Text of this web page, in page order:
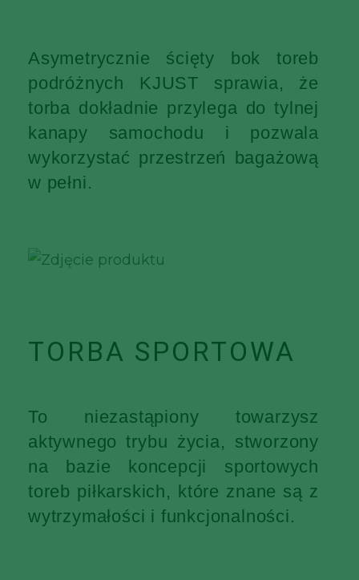
Asymetrycznie ścięty bok toreb
podróżnych KJUST sprawia, że
torba dokładnie przylega do tylnej
kanapy samochodu i pozwala
wykorzystać przestrzeń bagażową
w pełni.
TORBA SPORTOWA
To niezastąpiony towarzysz
aktywnego trybu życia, stworzony
na bazie koncepcji sportowych
toreb piłkarskich, które znane są z
wytrzymałości i funkcjonalności.